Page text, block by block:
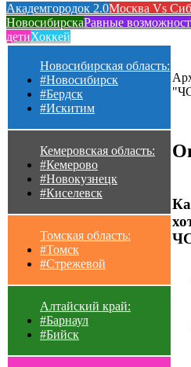
Академгородок 2.0Москва Vs
НовосибирскаРавные
детиХоккей
Новосибирская область:
#Новосибирск
#Бердск
#Искитим
Кемеровская область:
#Кемерово
#Новокузнецк
#Киселевск
Томская область:
#Томск
#Стрежевой
Алтайский край:
#Барнаул
#Бийск